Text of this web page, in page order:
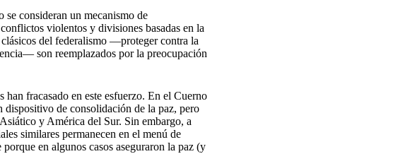
consideran un mecanismo de
violentos y divisiones basadas en la
del federalismo —proteger contra la
son reemplazados por la preocupación
fracasado en este esfuerzo. En el Cuerno
dispositivo de consolidación de la paz, pero
y América del Sur. Sin embargo, a
similares permanecen en el menú de
en algunos casos aseguraron la paz (y